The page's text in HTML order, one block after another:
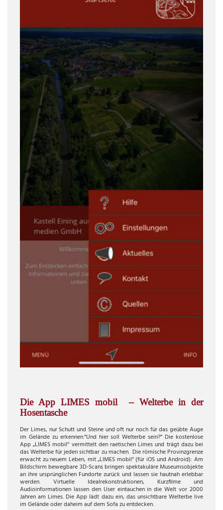
Die App LIMES mobil
– Welterbe in der
Hosentasche
Der Limes, nur Schutt und Steine und oft nur noch für das geübte Auge
im Gelände zu erkennen.“Und hier soll Welterbe sein?“ Die kostenlose
App „LIMES mobil“ vermittelt den raetischen Limes und trägt dazu bei
das Welterbe für jeden sichtbar zu machen. Die römische Provinzgrenze
erwacht zu neuem Leben, mit „LIMES mobil“ (für iOS und Android): Am
Bildschirm bewegbare 3D-Scans bringen spektakuläre Museumsobjekte
an ihre ursprünglichen Fundorte zurück und lassen sie hautnah erlebbar
werden. Virtuelle Idealrekonstruktionen, Kurzfilme und
Audioinformationen lassen den User eintauchen in die Welt vor 2000
Jahren am Limes. Die App lädt dazu ein, das unsichtbare Welterbe live
im Gelände oder daheim auf dem Sofa zu entdecken.